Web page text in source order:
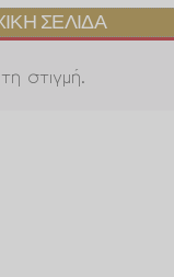
ΣΕΛΊΔΑ
στιγμή.